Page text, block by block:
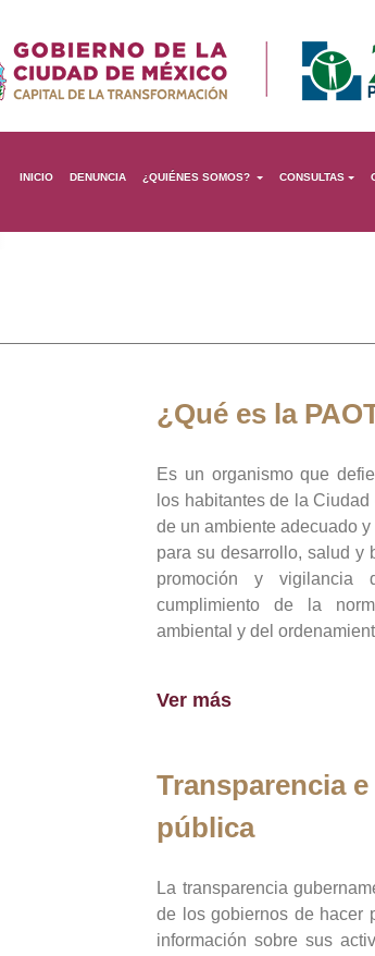
INICIO DENUNCIA ¿QUIÉNES SOMOS? CONSULTAS
¿Qué es la
Es un organismo que
los habitantes de la
de un ambiente adecuado
para su desarrollo, salud y
promoción y
cumplimiento de la
ambiental y del
Ver más
Transparencia
pública
La transparencia
de los gobiernos de hacer
información sobre sus